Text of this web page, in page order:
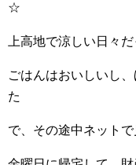
☆
上高地で涼しい日々
ごはんはおいしいし
た
で、その途中ネット